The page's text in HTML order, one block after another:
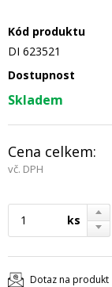
Kód produktu
DI 623521
Dostupnost
Skladem
Cena celkem:
vč. DPH
ks
Dotaz na produkt